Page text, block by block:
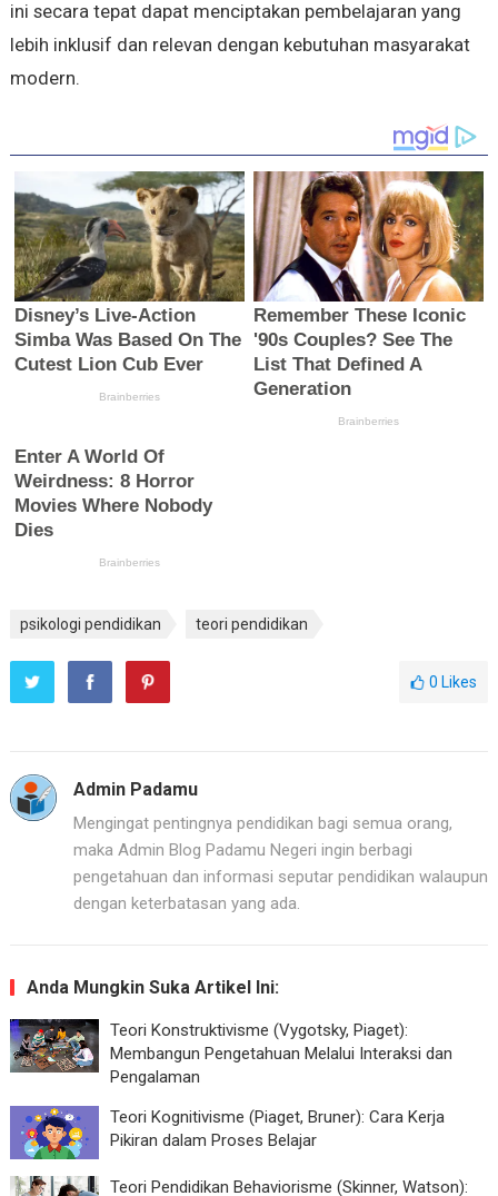
ini secara tepat dapat menciptakan pembelajaran yang
lebih inklusif dan relevan dengan kebutuhan masyarakat
modern.
psikologi pendidikan teori pendidikan
0Likes
Admin Padamu
Mengingat pentingnya pendidikan bagi semua orang,
maka Admin Blog Padamu Negeri ingin berbagi
pengetahuan dan informasi seputar pendidikan walaupun
dengan keterbatasan yang ada.
Anda Mungkin Suka Artikel Ini:
Teori Konstruktivisme (Vygotsky, Piaget):
Membangun Pengetahuan Melalui Interaksi dan
Pengalaman
Teori Kognitivisme (Piaget, Bruner): Cara Kerja
Pikiran dalam Proses Belajar
Teori Pendidikan Behaviorisme (Skinner, Watson):